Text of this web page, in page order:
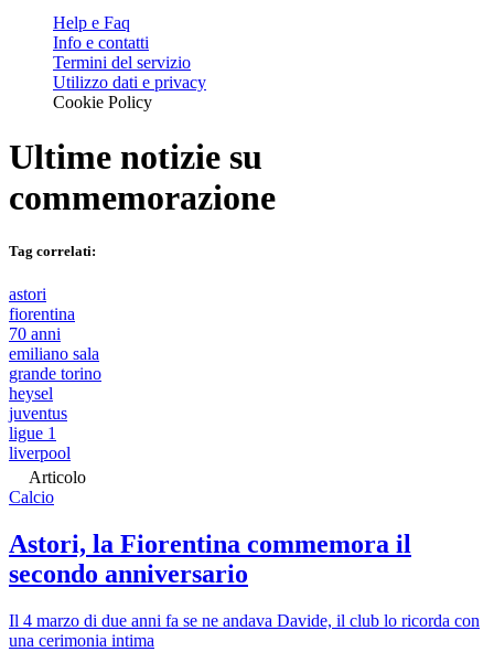
Help e Faq
Info e contatti
Termini del servizio
Utilizzo dati e privacy
Cookie Policy
Ultime notizie su
commemorazione
Tag correlati:
astori
fiorentina
70 anni
emiliano sala
grande torino
heysel
juventus
ligue 1
liverpool
Articolo
Calcio
Astori, la Fiorentina commemora il
secondo anniversario
Il 4 marzo di due anni fa se ne andava Davide, il club lo ricorda con
una cerimonia intima